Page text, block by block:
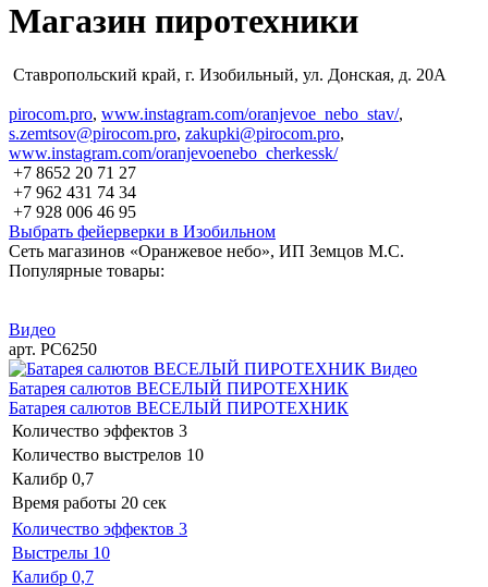
Магазин пиротехники
Ставропольский край, г. Изобильный, ул. Донская, д. 20А
pirocom.pro, www.instagram.com/oranjevoe_nebo_stav/,
s.zemtsov@pirocom.pro, zakupki@pirocom.pro,
www.instagram.com/oranjevoenebo_cherkessk/
+7 8652 20 71 27
+7 962 431 74 34
+7 928 006 46 95
Выбрать фейерверки в Изобильном
Сеть магазинов «Оранжевое небо», ИП Земцов М.С.
Популярные товары:
Видео
арт. РС6250
Видео
Батарея салютов ВЕСЕЛЫЙ ПИРОТЕХНИК
Батарея салютов ВЕСЕЛЫЙ ПИРОТЕХНИК
Количество эффектов 3
Количество выстрелов 10
Калибр 0,7
Время работы 20 сек
Количество эффектов 3
Выстрелы 10
Калибр 0,7